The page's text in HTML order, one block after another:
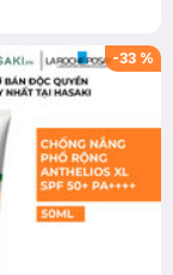
-33 %